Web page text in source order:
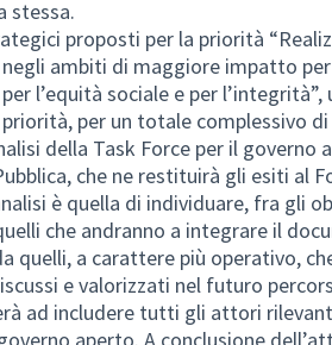
stessa.
proposti per la priorità
ambiti di maggiore impatto
l’equità sociale e per
per un totale complessivo
della Task Force per il governo
che ne restituirà gli esiti al
è quella di individuare, fra gli
che andranno a integrare il
quelli, a carattere più operativo,
e valorizzati nel futuro
ad includere tutti gli attori
aperto. A conclusione